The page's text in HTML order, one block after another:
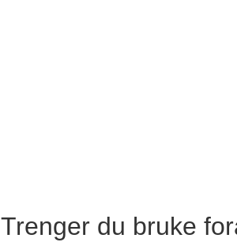
Trenger du bruke